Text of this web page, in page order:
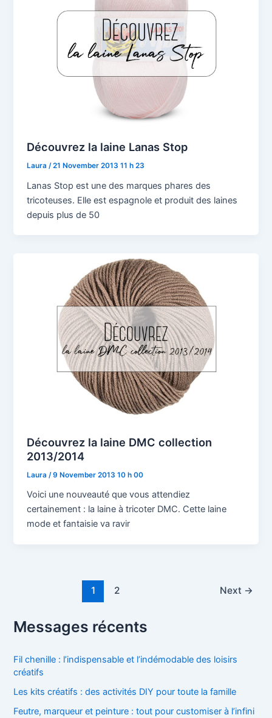
Découvrez la laine Lanas Stop
Laura /21 November 2013 11 h 23
Lanas Stop est une des marques phares des
tricoteuses. Elle est espagnole et produit des laines
depuis plus de 50
Découvrez la laine DMC collection
2013/2014
Laura /9 November 2013 10 h 00
Voici une nouveauté que vous attendiez
certainement : la laine à tricoter DMC. Cette laine
mode et fantaisie va ravir
1 2 Next →
Messages récents
Fil chenille : l’indispensable et l’indémodable des loisirs
créatifs
Les kits créatifs : des activités DIY pour toute la famille
Feutre, marqueur et peinture : tout pour customiser à l’infini